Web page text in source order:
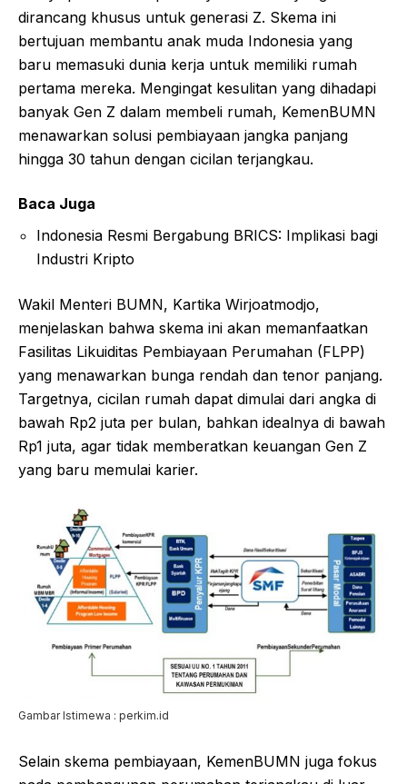
dirancang khusus untuk generasi Z. Skema ini
bertujuan membantu anak muda Indonesia yang
baru memasuki dunia kerja untuk memiliki rumah
pertama mereka. Mengingat kesulitan yang dihadapi
banyak Gen Z dalam membeli rumah, KemenBUMN
menawarkan solusi pembiayaan jangka panjang
hingga 30 tahun dengan cicilan terjangkau.
Baca Juga
Indonesia Resmi Bergabung BRICS: Implikasi bagi
Industri Kripto
Wakil Menteri BUMN, Kartika Wirjoatmodjo,
menjelaskan bahwa skema ini akan memanfaatkan
Fasilitas Likuiditas Pembiayaan Perumahan (FLPP)
yang menawarkan bunga rendah dan tenor panjang.
Targetnya, cicilan rumah dapat dimulai dari angka di
bawah Rp2 juta per bulan, bahkan idealnya di bawah
Rp1 juta, agar tidak memberatkan keuangan Gen Z
yang baru memulai karier.
Gambar Istimewa : perkim.id
Selain skema pembiayaan, KemenBUMN juga fokus